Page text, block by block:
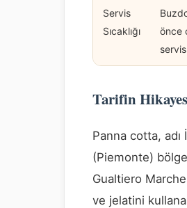
Servis
Sıcaklığı
önce
servis
Tarifin
Panna cotta, adı
(Piemonte)
Gualtiero
ve jelatini